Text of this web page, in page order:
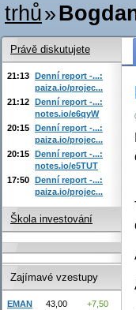
trhů»
Právě diskutujete
21:13 Denní report -...:
paiza.io/projec...
21:12 Denní report -...:
notes.io/e6qyW
20:15 Denní report -...:
paiza.io/projec...
20:15 Denní report -...:
notes.io/e5TUT
17:50 Denní report -...:
paiza.io/projec...
Škola investování
Zajímavé vzestupy
EMAN 43,00
+7,50